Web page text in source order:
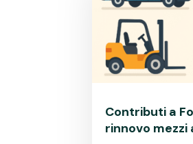
Contributi a
rinnovo mezzi